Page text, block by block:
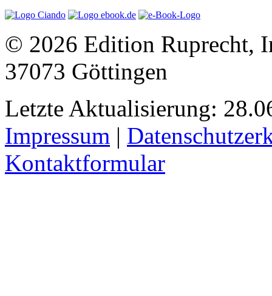
© 2026 Edition Ruprecht,
37073 Göttingen
Letzte Aktualisierung:
Impressum |
Kontaktformular